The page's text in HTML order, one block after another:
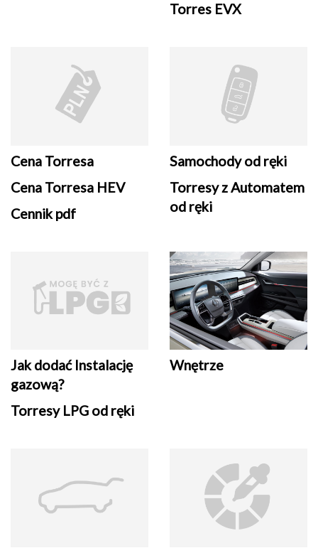
Torres EVX
Cena Torresa
Cena Torresa HEV
Cennik pdf
Samochody od ręki
Torresy z Automatem
od ręki
Jak dodać Instalację
gazową?
Torresy LPG od ręki
Wnętrze